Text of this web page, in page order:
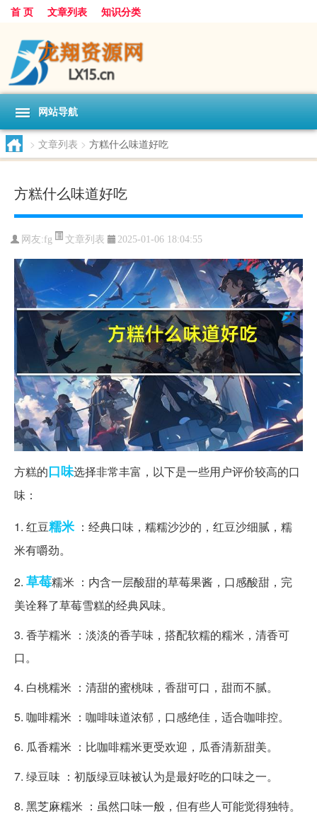
首 页 文章列表 知识分类
网站导航
> 文章列表 > 方糕什么味道好吃
方糕什么味道好吃
网友:fg 文章列表 2025-01-06 18:04:55
方糕的口味选择非常丰富，以下是一些用户评价较高的口
味：
1. 红豆糯米：经典口味，糯糯沙沙的，红豆沙细腻，糯
米有嚼劲。
2. 草莓糯米 ：内含一层酸甜的草莓果酱，口感酸甜，完
美诠释了草莓雪糕的经典风味。
3. 香芋糯米 ：淡淡的香芋味，搭配软糯的糯米，清香可
口。
4. 白桃糯米 ：清甜的蜜桃味，香甜可口，甜而不腻。
5. 咖啡糯米 ：咖啡味道浓郁，口感绝佳，适合咖啡控。
6. 瓜香糯米 ：比咖啡糯米更受欢迎，瓜香清新甜美。
7. 绿豆味 ：初版绿豆味被认为是最好吃的口味之一。
8. 黑芝麻糯米 ：虽然口味一般，但有些人可能觉得独特。